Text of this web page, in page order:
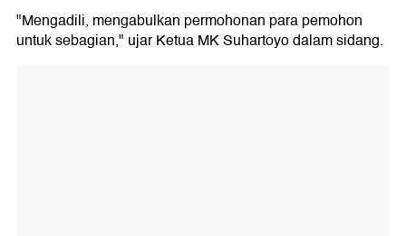
"Mengadili, mengabulkan permohonan para pemohon
untuk sebagian," ujar Ketua MK Suhartoyo dalam sidang.